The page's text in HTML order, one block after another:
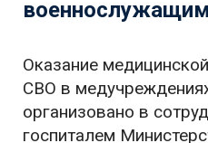
Оказание
СВО в
организовано в
госпиталем